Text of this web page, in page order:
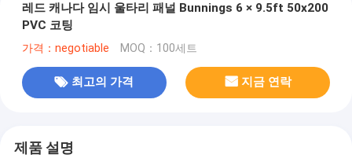
레드 캐나다 임시 울타리 패널 Bunnings 6 × 9.5ft 50x200
PVC 코팅
가격：negotiable MOQ：100세트
최고의 가격 지금 연락
제품 설명